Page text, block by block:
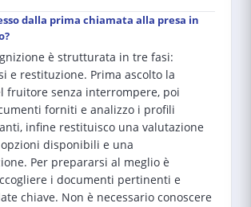
dalla prima chiamata alla presa in
è strutturata in tre fasi:
e restituzione. Prima ascolto la
fruitore senza interrompere, poi
forniti e analizzo i profili
infine restituisco una valutazione
disponibili e una
Per prepararsi al meglio è
i documenti pertinenti e
chiave. Non è necessario conoscere